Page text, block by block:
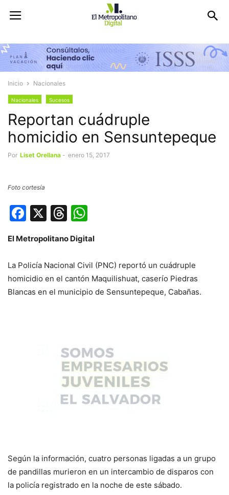
Inicio Nacionales
Nacionales Sucesos
Reportan cuádruple
homicidio en Sensuntepeque
Por Liset Orellana - enero 15, 2017
Foto cortesía
Facebook
X Threads
El Metropolitano Digital
La Policía Nacional Civil (PNC) reportó un cuádruple
homicidio en el cantón Maquilishuat, caserío Piedras
Blancas en el municipio de Sensuntepeque, Cabañas.
Según la información, cuatro personas ligadas a un grupo
de pandillas murieron en un intercambio de disparos con
la policía registrado en la noche de este sábado.